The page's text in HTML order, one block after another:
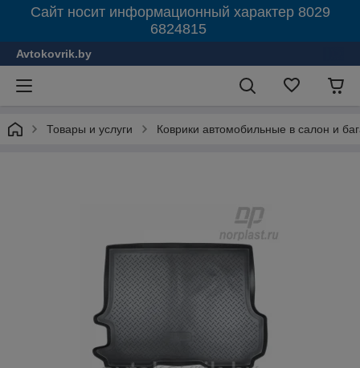
Сайт носит информационный характер 8029
6824815
Avtokovrik.by
Товары и услуги Коврики автомобильные в салон и